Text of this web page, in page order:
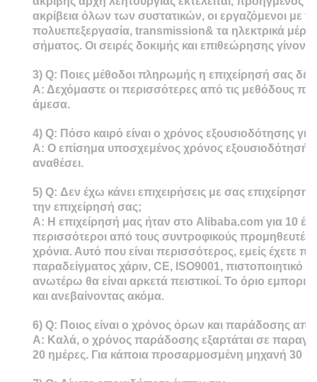
ακρίβεια όλων των συστατικών, οι εργαζόμενοι με
πολυεπεξεργασία, transmission& τα ηλεκτρικά μέρη
σήματος. Οι σειρές δοκιμής και επιθεώρησης
3) Q: Ποιες μέθοδοι πληρωμής η επιχείρησή σας
Α: Δεχόμαστε οι περισσότερες από τις μεθόδους
άμεσα.
4) Q: Πόσο καιρό είναι ο χρόνος εξουσιοδότησης
Α: Ο επίσημα υποσχεμένος χρόνος εξουσιοδότησής
αναθέσει.
5) Q: Δεν έχω κάνει επιχειρήσεις με σας
την επιχείρησή σας;
Α: Η επιχείρησή μας ήταν στο Alibaba.com για 10
περισσότεροι από τους συντροφικούς προμηθευτές
χρόνια. Αυτό που είναι περισσότερος, εμείς έχετε
παραδείγματος χάριν, CE, ISO9001, πιστοποιητικό
ανωτέρω θα είναι αρκετά πειστικοί. Το όριο
και ανεβαίνοντας ακόμα.
6) Q: Ποιος είναι ο χρόνος όρων και παράδοσης
Α: Καλά, ο χρόνος παράδοσης εξαρτάται σε
20 ημέρες. Για κάποια προσαρμοσμένη μηχανή 30